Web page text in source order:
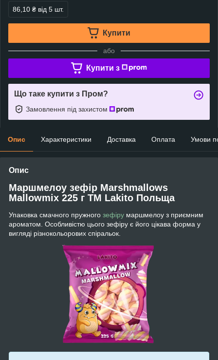
86,10 ₴ від 5 шт.
Купити
або
Купити з
Що таке купити з Пром?
Замовлення під захистом
Опис Характеристики Доставка Оплата Умови
Опис
Маршмелоу зефір Marshmallows
Mallowmix 225 г TM Lakito Польща
Упаковка смачного пружного зефіру маршмелоу з приємним
ароматом. Особливістю цього зефіру є його цікава форма у
вигляді різнокольорових спіральок.